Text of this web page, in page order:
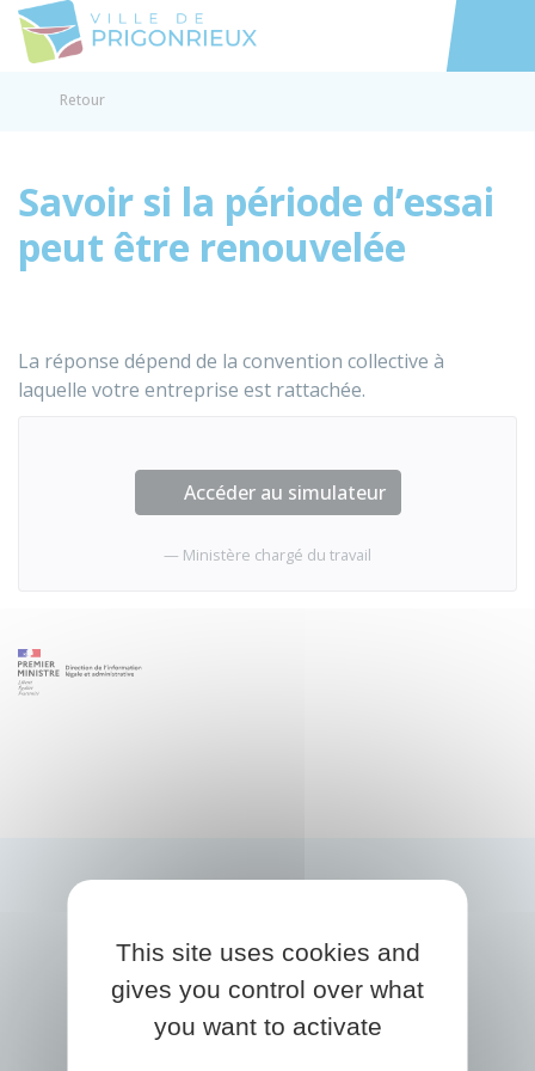
Accéder
Retour
Savoir si la période d’essai
peut être renouvelée
La réponse dépend de la convention collective à
laquelle votre entreprise est rattachée.
Accéder au simulateur
Ministère chargé du travail
This site uses cookies and
gives you control over what
you want to activate